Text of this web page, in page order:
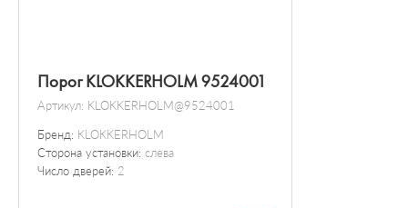
Порог KLOKKERHOLM 9524001
Артикул: KLOKKERHOLM@9524001
Бренд: KLOKKERHOLM
Сторона установки: слева
Число дверей: 2